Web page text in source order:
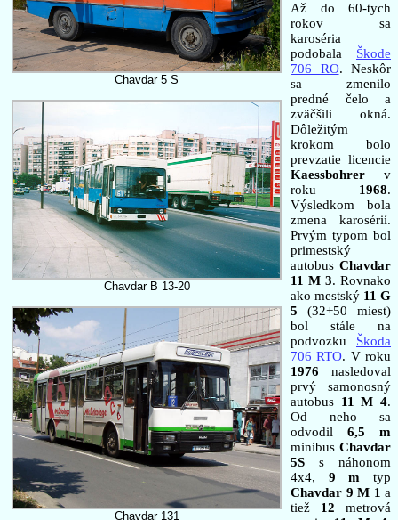
Chavdar 5 S
Chavdar B 13-20
Chavdar 131
Až do 60-tych
rokov sa
karoséria
podobala Škode
706 RO. Neskôr
sa zmenilo
predné čelo a
zväčšili okná.
Dôležitým
krokom bolo
prevzatie licencie
Kaessbohrer v
roku 1968.
Výsledkom bola
zmena karosérií.
Prvým typom bol
primestský
autobus Chavdar
11 M 3. Rovnako
ako mestský 11 G
5 (32+50 miest)
bol stále na
podvozku Škoda
706 RTO. V roku
1976 nasledoval
prvý samonosný
autobus 11 M 4.
Od neho sa
odvodil 6,5 m
minibus Chavdar
5S s náhonom
4x4, 9 m typ
Chavdar 9 M 1 a
tiež 12 metrová